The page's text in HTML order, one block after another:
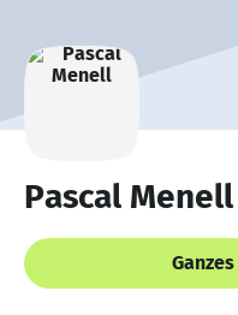
Pascal Menell